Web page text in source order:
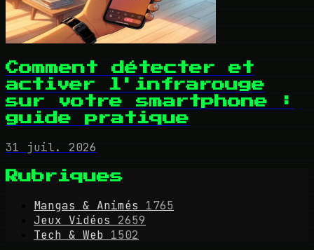
Comment détecter et
activer l'infrarouge
sur votre smartphone :
guide pratique
31 juil. 2026
Rubriques
Mangas & Animés
1765
Jeux Vidéos
2659
Tech & Web 1502